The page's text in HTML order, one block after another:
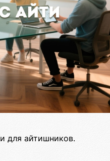
для айтишников.